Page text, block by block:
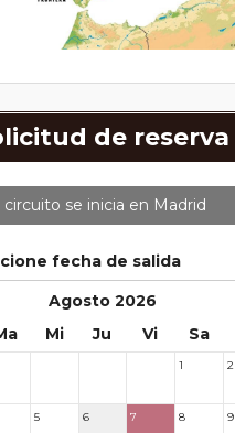
de reserva
circuito se inicia en Madrid
fecha de salida
Agosto 2026
Mi Ju Vi Sa
1 2
5 6 7 8 9